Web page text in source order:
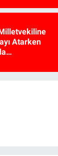
Atarken